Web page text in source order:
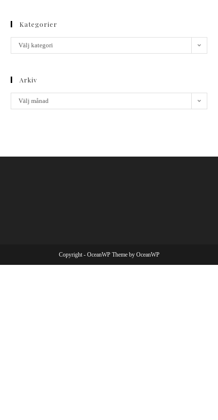
Kategorier
Välj kategori
Arkiv
Välj månad
Copyright - OceanWP Theme by OceanWP